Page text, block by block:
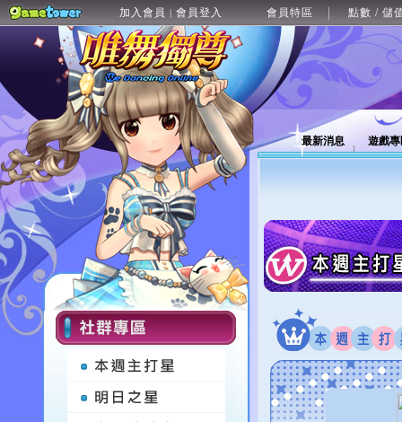
加入會員 | 會員登入 會員特區 點數 / 儲
最新消息 遊戲